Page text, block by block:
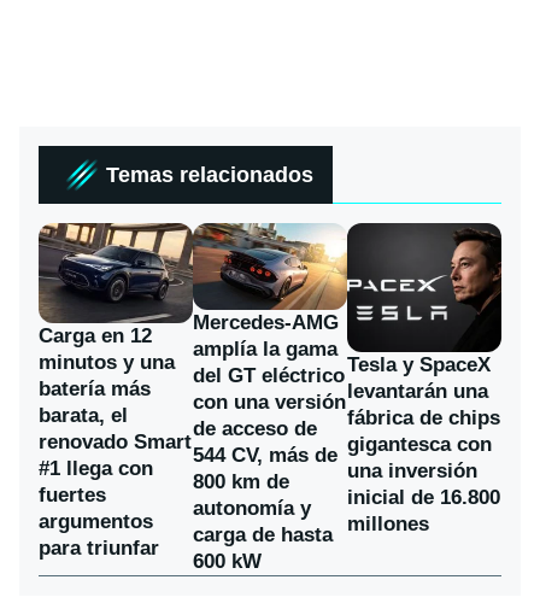
Temas relacionados
Carga en 12
minutos y una
batería más
barata, el
renovado Smart
#1 llega con
fuertes
argumentos
para triunfar
Mercedes-AMG
amplía la gama
del GT eléctrico
con una versión
de acceso de
544 CV, más de
800 km de
autonomía y
carga de hasta
600 kW
Tesla y SpaceX
levantarán una
fábrica de chips
gigantesca con
una inversión
inicial de 16.800
millones